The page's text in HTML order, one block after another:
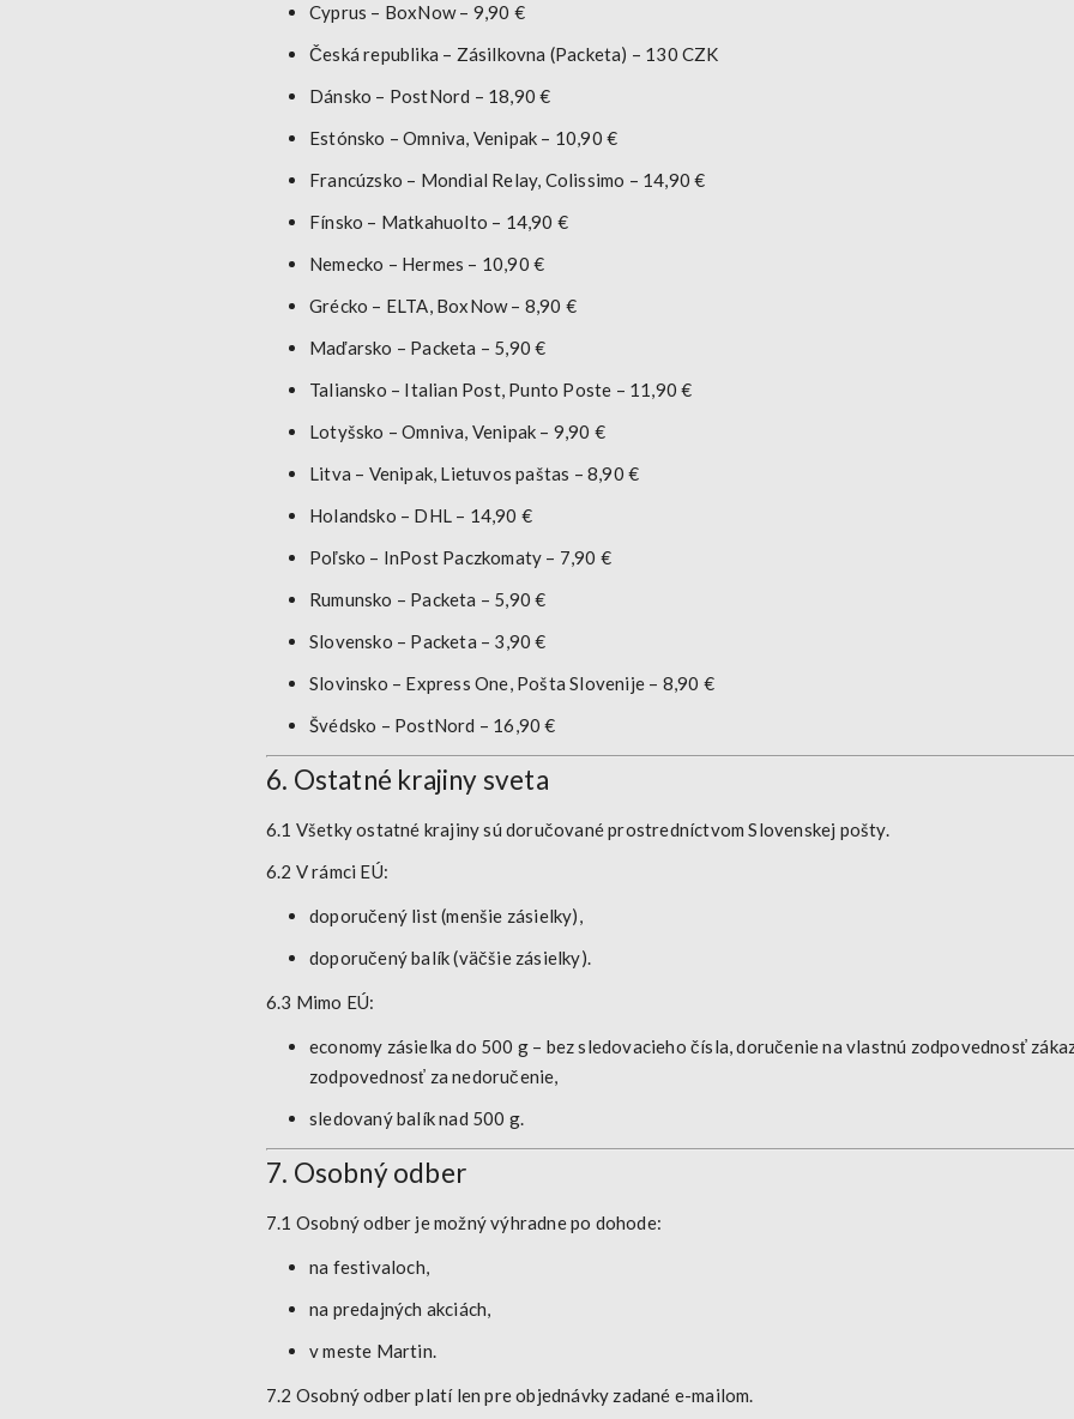
Cyprus – BoxNow – 9,90 €
Česká republika – Zásilkovna (Packeta) – 130 CZK
Dánsko – PostNord – 18,90 €
Estónsko – Omniva, Venipak – 10,90 €
Francúzsko – Mondial Relay, Colissimo – 14,90 €
Fínsko – Matkahuolto – 14,90 €
Nemecko – Hermes – 10,90 €
Grécko – ELTA, BoxNow – 8,90 €
Maďarsko – Packeta – 5,90 €
Taliansko – Italian Post, Punto Poste – 11,90 €
Lotyšsko – Omniva, Venipak – 9,90 €
Litva – Venipak, Lietuvos paštas – 8,90 €
Holandsko – DHL – 14,90 €
Poľsko – InPost Paczkomaty – 7,90 €
Rumunsko – Packeta – 5,90 €
Slovensko – Packeta – 3,90 €
Slovinsko – Express One, Pošta Slovenije – 8,90 €
Švédsko – PostNord – 16,90 €
6. Ostatné krajiny sveta
6.1 Všetky ostatné krajiny sú doručované prostredníctvomSlovenskej pošty.
6.2 V rámci EÚ:
doporučený list (menšie zásielky),
doporučený balík (väčšie zásielky).
6.3 Mimo EÚ:
economy zásielka do 500 g – bez sledovacieho čísla, doručenie na vlastnú zodpovednosť
zodpovednosť za nedoručenie,
sledovaný balík nad 500 g.
7. Osobný odber
7.1 Osobný odber je možnývýhradne po dohode:
na festivaloch,
na predajných akciách,
v meste Martin.
7.2 Osobný odber platí len pre objednávky zadané e-mailom.